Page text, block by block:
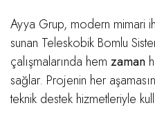
Ayya Grup, modern mimari
sunan Teleskobik Bomlu
çalışmalarında hem zaman
sağlar. Projenin her
teknik destek hizmetleriyle